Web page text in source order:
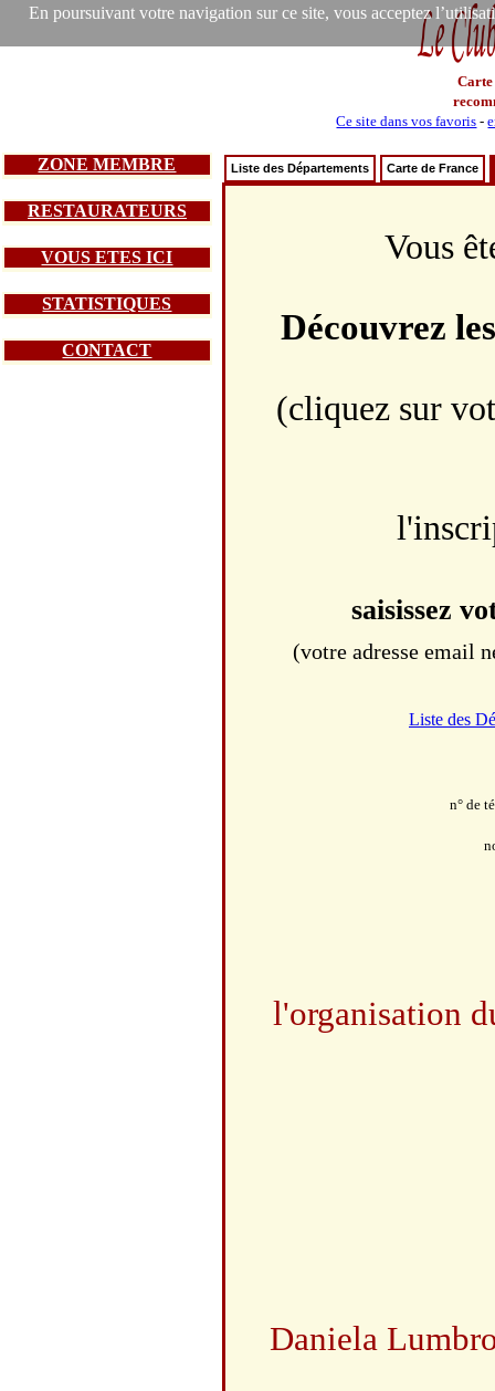
En poursuivant votre navigation sur ce site, vous acceptez
Carte
Ce site dans vos favoris -
ZONE MEMBRE
RESTAURATEURS
VOUS ETES ICI
STATISTIQUES
CONTACT
Liste des Départements Carte de France
Vous
Découvrez
(cliquez sur
saisissez
(votre adresse email
Liste des
n° de
l'organisation
Daniela